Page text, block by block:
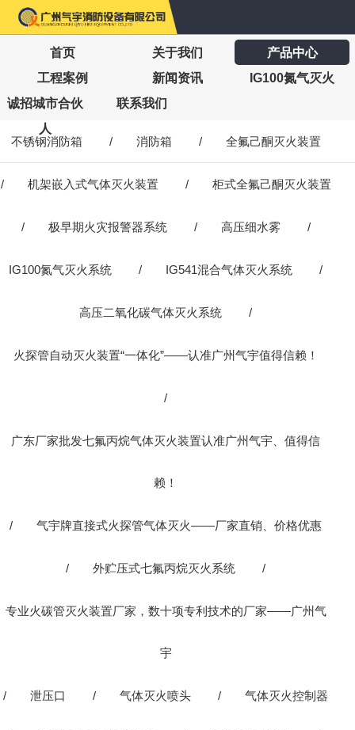
首页 关于我们
产品中心
工程案例
新闻资讯
IG100氮气灭火
诚招城市合伙
人
联系我们
不锈钢消防箱 / 消防箱 / 全氟己酮灭火装置
/ 机架嵌入式气体灭火装置 / 柜式全氟己酮灭火装置
/ 极早期火灾报警器系统 / 高压细水雾 /
IG100氮气灭火系统 / IG541混合气体灭火系统 /
高压二氧化碳气体灭火系统 /
火探管自动灭火装置“一体化”——认准广州气宇值得信赖！
/
广东厂家批发七氟丙烷气体灭火装置认准广州气宇、值得信
赖！
/ 气宇牌直接式火探管气体灭火——厂家直销、价格优惠
/ 外贮压式七氟丙烷灭火系统 /
专业火碳管灭火装置厂家，数十项专利技术的厂家——广州气
宇
/ 泄压口 / 气体灭火喷头 / 气体灭火控制器